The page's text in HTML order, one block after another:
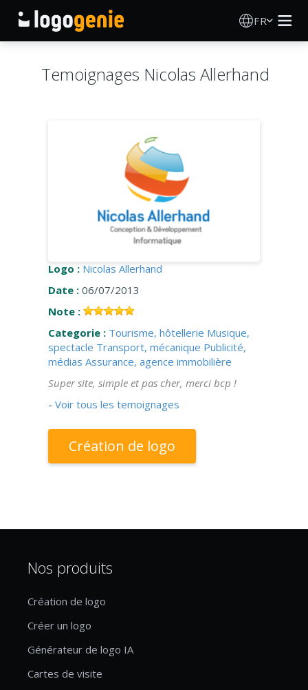
FR
Produits imprimés
Temoignages Nicolas Allerhand
Logo : Nicolas Allerhand
Date : 06/07/2013
Note :
Categorie : Tourisme, hôtellerie Musique,
spectacle Transport, mécanique Publicité,
médias Assurance, agence immobilière
Super site, simple et pas cher, merci bcp !
- Voir tous les temoignages
Création de logo
Nos produits
Création de logo
Créer un logo
Générateur de logo IA
Cartes de visite